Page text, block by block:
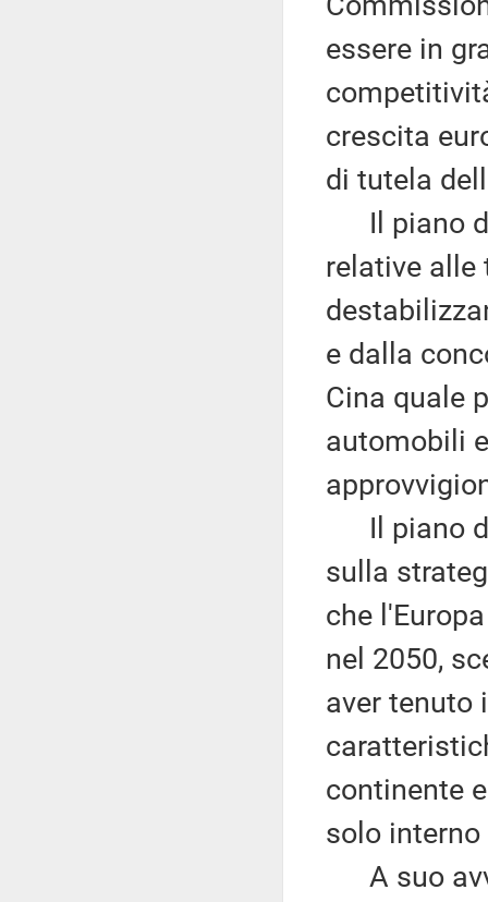
essere in
crescita
di tutela
Il piano
relative alle
e dalla
Cina quale
automobili
Il piano
sulla
che
nel 2050,
aver tenuto
continente
solo
A suo